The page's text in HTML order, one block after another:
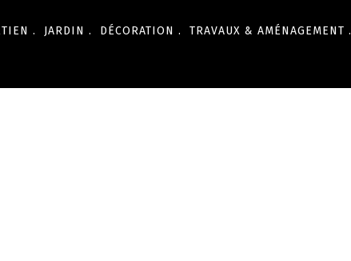
. JARDIN . DÉCORATION . TRAVAUX & AMÉNAGEMENT .